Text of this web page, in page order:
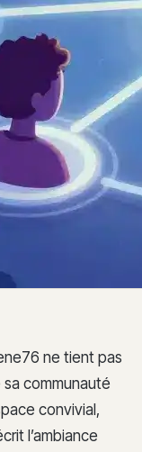
ne tient pas
sa communauté
convivial,
l’ambiance